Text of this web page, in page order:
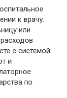
к врачу.
или
с системой
и
по